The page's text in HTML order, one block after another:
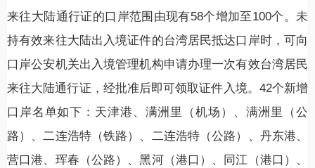
来往大陆通行证的口岸范围由现有58个增加至100个。未
持有效来往大陆出入境证件的台湾居民抵达口岸时，可向
口岸公安机关出入境管理机构申请办理一次有效台湾居民
来往大陆通行证，经批准后即可领取证件入境。42个新增
口岸名单如下：天津港、满洲里（机场）、满洲里（公
路）、二连浩特（铁路）、二连浩特（公路）、丹东港、
营口港、珲春（公路）、黑河（港口）、同江（港口）、